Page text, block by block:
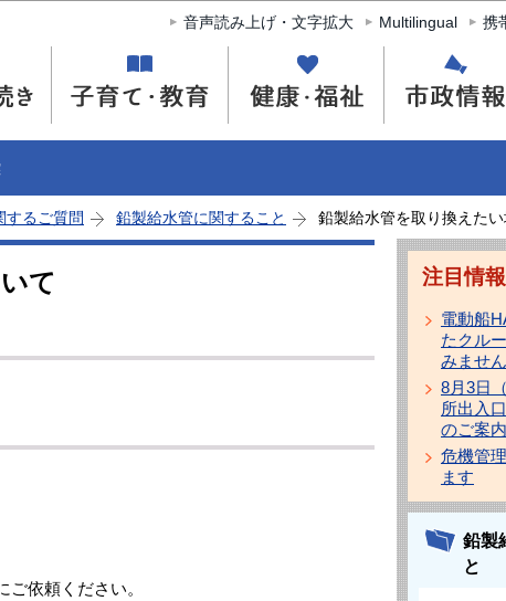
このページの本文へ移動
音声読み上げ・文字拡大 Multilingual 携
するご質問 鉛製給水管に関すること 鉛製給水管を取り換えた
て
依頼ください。
注目情報
電動船
たクル
みませ
8月3日
所出入
のご案内
危機管
ます
鉛製
と